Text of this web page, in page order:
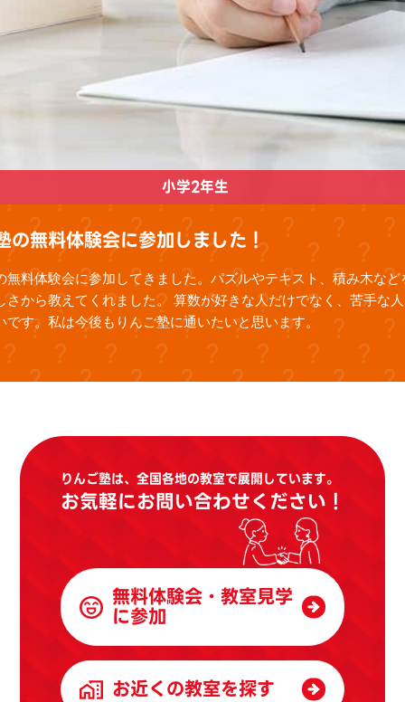
小学2年生
の無料体験会に参加しました！
無料体験会に参加してきました。パズルやテキスト、積み木など
さから教えてくれました。 算数が好きな人だけでなく、苦手な
です。私は今後もりんご塾に通いたいと思います。
りんご塾は、全国各地の教室で展開しています。
お気軽にお問い合わせください！
無料体験会・教室見学
に参加
お近くの教室を探す